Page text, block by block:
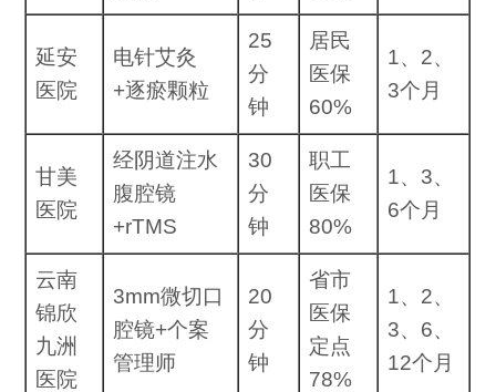
延安
医院
电针艾灸
+逐瘀颗粒
25
分
钟
居民
医保
60%
1、2、
3个月
甘美
医院
经阴道注水
腹腔镜
+rTMS
30
分
钟
职工
医保
80%
1、3、
6个月
云南
锦欣
九洲
医院
3mm微切口
腔镜+个案
管理师
20
分
钟
省市
医保
定点
78%
1、2、
3、6、
12个月